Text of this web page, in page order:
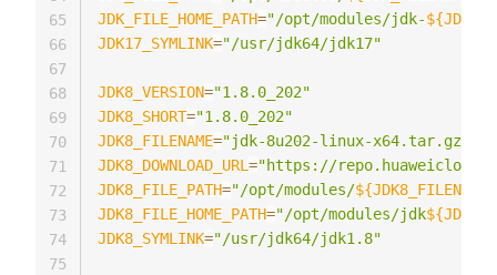
JDK_FILE_HOME_PATH="/opt/modules/jdk-
JDK17_SYMLINK="/usr/jdk64/jdk17"
JDK8_VERSION="1.8.0_202"
JDK8_SHORT="1.8.0_202"
JDK8_FILENAME="jdk-8u202-linux-x64.tar.gz"
JDK8_DOWNLOAD_URL="https://
JDK8_FILE_PATH="/opt/modules/${JDK8_FILENAME}
JDK8_FILE_HOME_PATH="/opt/modules/jdk
JDK8_SYMLINK="/usr/jdk64/jdk1.8"
65
66
67
68
69
70
71
72
73
74
75